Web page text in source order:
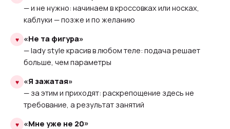
— и не нужно: начинаем в кроссовках или носках,
каблуки — позже и по желанию
«Не та фигура»
— lady style красив в любом теле: подача решает
больше, чем параметры
«Я зажатая»
— за этим и приходят: раскрепощение здесь не
требование, а результат занятий
«Мне уже не 20»